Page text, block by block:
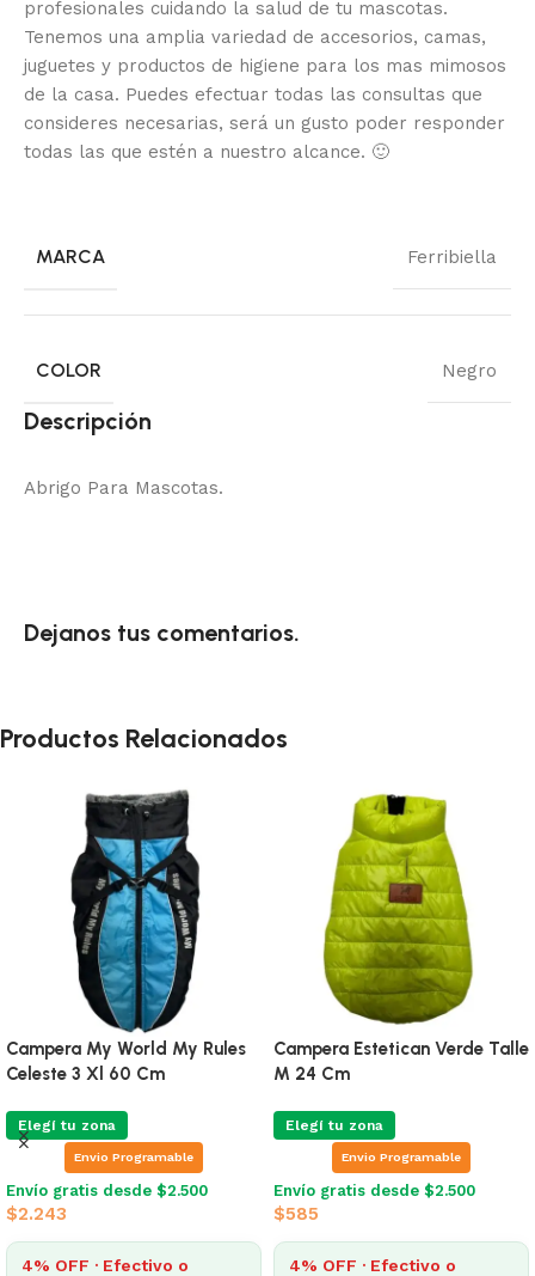
profesionales cuidando la salud de tu mascotas.
Tenemos una amplia variedad de accesorios, camas,
juguetes y productos de higiene para los mas mimosos
de la casa. Puedes efectuar todas las consultas que
consideres necesarias, será un gusto poder responder
todas las que estén a nuestro alcance. 🙂
MARCA Ferribiella
COLOR Negro
Descripción
Abrigo Para Mascotas.
Dejanos tus comentarios.
Productos Relacionados
Campera My World My Rules
Celeste 3 Xl 60 Cm
Elegí tu zona
Envio Programable
Envío gratis desde $2.500
$2.243
4% OFF · Efectivo o
Campera Estetican Verde Talle
M 24 Cm
Elegí tu zona
Envio Programable
Envío gratis desde $2.500
$585
4% OFF · Efectivo o